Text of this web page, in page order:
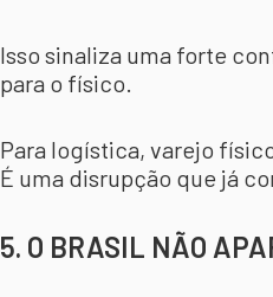
Isso sinaliza uma forte
para o físico.
Para logística, varejo
É uma disrupção que já
5. O BRASIL NÃO